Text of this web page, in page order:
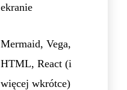
ekranie
Mermaid, Vega,
HTML, React (i
więcej wkrótce)